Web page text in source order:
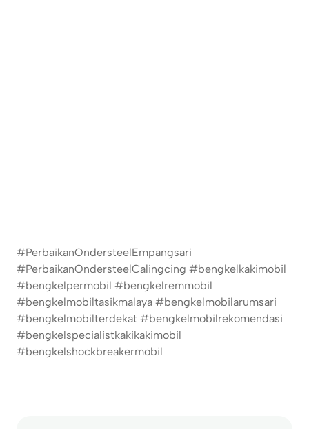
#PerbaikanOndersteelEmpangsari
#PerbaikanOndersteelCalingcing #bengkelkakimobil
#bengkelpermobil #bengkelremmobil
#bengkelmobiltasikmalaya #bengkelmobilarumsari
#bengkelmobilterdekat #bengkelmobilrekomendasi
#bengkelspecialistkakikakimobil
#bengkelshockbreakermobil